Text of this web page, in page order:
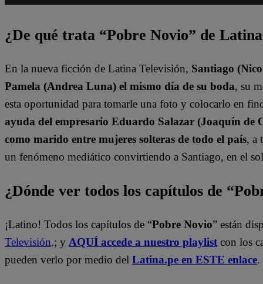
¿De qué trata “Pobre Novio” de
En la nueva ficción de Latina Televisión, Santiago
Pamela (Andrea Luna) el mismo día de su boda, su
esta oportunidad para tomarle una foto y colocarlo en
ayuda del empresario Eduardo Salazar (Joaquín de
como marido entre mujeres solteras de todo el país, a
un fenómeno mediático convirtiendo a Santiago, en el
¿Dónde ver todos los capítulos de
¡Latino! Todos los capítulos de “Pobre Novio” están
Televisión.; y AQUÍ accede a nuestro playlist con los
pueden verlo por medio del Latina.pe en ESTE enlace.